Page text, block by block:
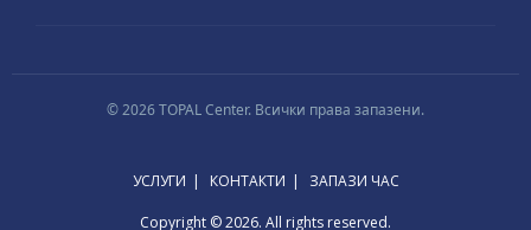
© 2026 TOPAL Center. Всички права запазени.
УСЛУГИ КОНТАКТИ ЗАПАЗИ ЧАС
Copyright © 2026. All rights reserved.